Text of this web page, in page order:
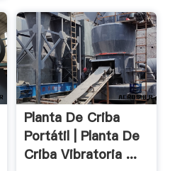
Planta De Criba
Portátil | Planta De
Criba Vibratoria ...